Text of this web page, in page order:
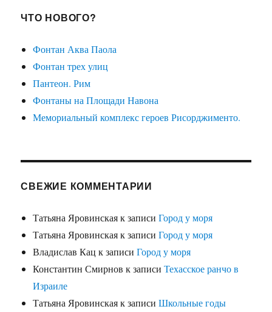
ЧТО НОВОГО?
Фонтан Аква Паола
Фонтан трех улиц
Пантеон. Рим
Фонтаны на Площади Навона
Мемориальный комплекс героев Рисорджименто.
СВЕЖИЕ КОММЕНТАРИИ
Татьяна Яровинскаяк записиГород у моря
Татьяна Яровинскаяк записиГород у моря
Владислав Кац к записиГород у моря
Константин Смирнов к записиТехасское ранчо в
Израиле
Татьяна Яровинскаяк записиШкольные годы